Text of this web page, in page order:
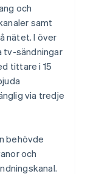
och
samt
nätet. I över
tv-sändningar
tittare i 15
via tredje
behövde
och